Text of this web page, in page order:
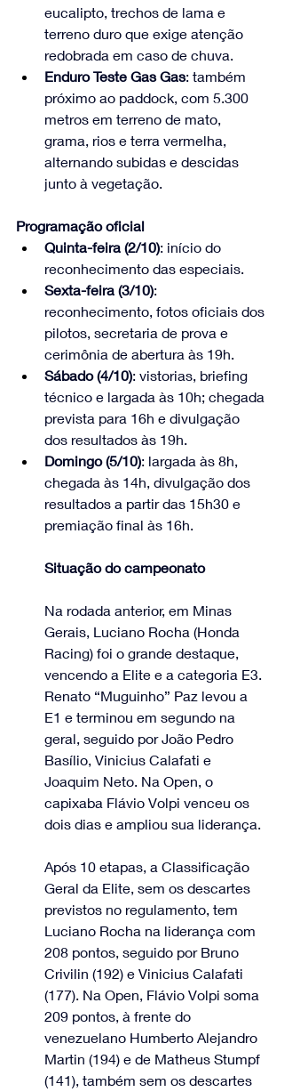
eucalipto, trechos de lama e
terreno duro que exige atenção
redobrada em caso de chuva.
Enduro Teste Gas Gas: também
próximo ao paddock, com 5.300
metros em terreno de mato,
grama, rios e terra vermelha,
alternando subidas e descidas
junto à vegetação.
Programação oficial
Quinta-feira (2/10): início do
reconhecimento das especiais.
Sexta-feira (3/10):
reconhecimento, fotos oficiais dos
pilotos, secretaria de prova e
cerimônia de abertura às 19h.
Sábado (4/10): vistorias, briefing
técnico e largada às 10h; chegada
prevista para 16h e divulgação
dos resultados às 19h.
Domingo (5/10): largada às 8h,
chegada às 14h, divulgação dos
resultados a partir das 15h30 e
premiação final às 16h.
Situação do campeonato
Na rodada anterior, em Minas
Gerais, Luciano Rocha (Honda
Racing) foi o grande destaque,
vencendo a Elite e a categoria E3.
Renato “Muguinho” Paz levou a
E1 e terminou em segundo na
geral, seguido por João Pedro
Basílio, Vinicius Calafati e
Joaquim Neto. Na Open, o
capixaba Flávio Volpi venceu os
dois dias e ampliou sua liderança.
Após 10 etapas, a Classificação
Geral da Elite, sem os descartes
previstos no regulamento, tem
Luciano Rocha na liderança com
208 pontos, seguido por Bruno
Crivilin (192) e Vinicius Calafati
(177). Na Open, Flávio Volpi soma
209 pontos, à frente do
venezuelano Humberto Alejandro
Martin (194) e de Matheus Stumpf
(141), também sem os descartes